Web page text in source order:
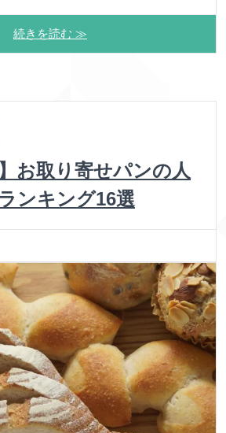
続きを読む ≫
】お取り寄せパンの人
ンキング16選